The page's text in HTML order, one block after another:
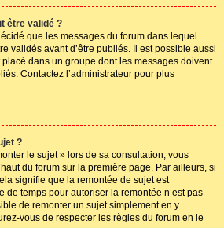
être validé ?
que les messages du forum dans lequel
validés avant d’être publiés. Il est possible aussi
placé dans un groupe dont les messages doivent
Contactez l’administrateur pour plus
?
le sujet » lors de sa consultation, vous
du forum sur la première page. Par ailleurs, si
signifie que la remontée de sujet est
de temps pour autoriser la remontée n’est pas
de remonter un sujet simplement en y
vous de respecter les règles du forum en le